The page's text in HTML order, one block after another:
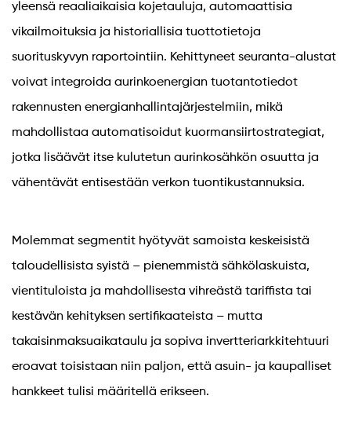
yleensä reaaliaikaisia ​​kojetauluja, automaattisia
vikailmoituksia ja historiallisia tuottotietoja
suorituskyvyn raportointiin. Kehittyneet seuranta-alustat
voivat integroida aurinkoenergian tuotantotiedot
rakennusten energianhallintajärjestelmiin, mikä
mahdollistaa automatisoidut kuormansiirtostrategiat,
jotka lisäävät itse kulutetun aurinkosähkön osuutta ja
vähentävät entisestään verkon tuontikustannuksia.
Molemmat segmentit hyötyvät samoista keskeisistä
taloudellisista syistä – pienemmistä sähkölaskuista,
vientituloista ja mahdollisesta vihreästä tariffista tai
kestävän kehityksen sertifikaateista – mutta
takaisinmaksuaikataulu ja sopiva invertteriarkkitehtuuri
eroavat toisistaan ​​niin paljon, että asuin- ja kaupalliset
hankkeet tulisi määritellä erikseen.